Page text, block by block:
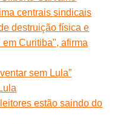
centrais sindicais
destruição física e
Curitiba", afirma
sem Lula”
estão saindo do